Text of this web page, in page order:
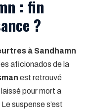
: fin
?
à Sandhamn
aficionados de la
est retrouvé
pour mort a
suspense s’est